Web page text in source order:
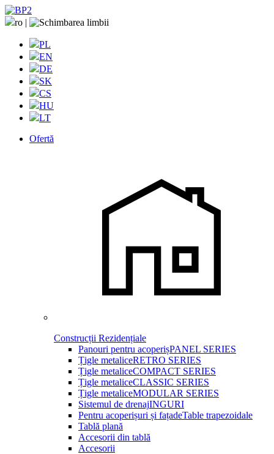
ro |
PL
EN
DE
SK
CS
HU
LT
Ofertă
Construcții Rezidențiale
Panouri pentru acoperișPANEL SERIES
Țigle metaliceRETRO SERIES
Țigle metaliceCOMPACT SERIES
Țigle metaliceCLASSIC SERIES
Țigle metaliceMODULAR SERIES
Sistemul de drenajINGURI
Pentru acoperișuri și fațadeTable trapezoidale
Tablă plană
Accesorii din tablă
Accesorii